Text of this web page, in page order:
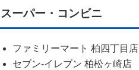
スーパー・コンビニ
ファミリーマート 柏四丁目店
セブン-イレブン 柏松ヶ崎店